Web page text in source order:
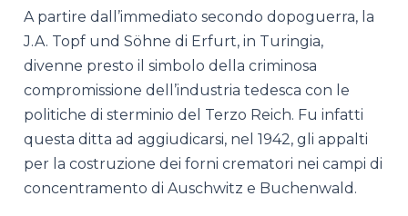
A partire dall’immediato secondo dopoguerra, la
J.A. Topf und Söhne di Erfurt, in Turingia,
divenne presto il simbolo della criminosa
compromissione dell’industria tedesca con le
politiche di sterminio del Terzo Reich. Fu infatti
questa ditta ad aggiudicarsi, nel 1942, gli appalti
per la costruzione dei forni crematori nei campi di
concentramento di Auschwitz e Buchenwald.